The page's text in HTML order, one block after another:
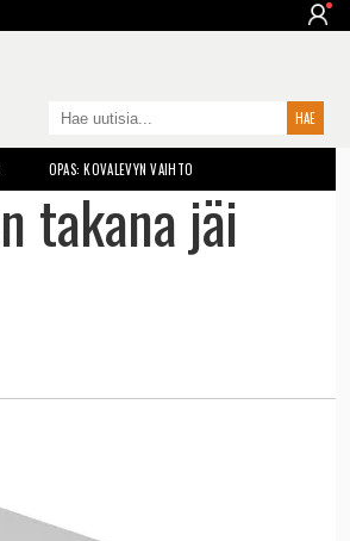
OPAS: KOVALEVYN VAIHTO
takana jäi